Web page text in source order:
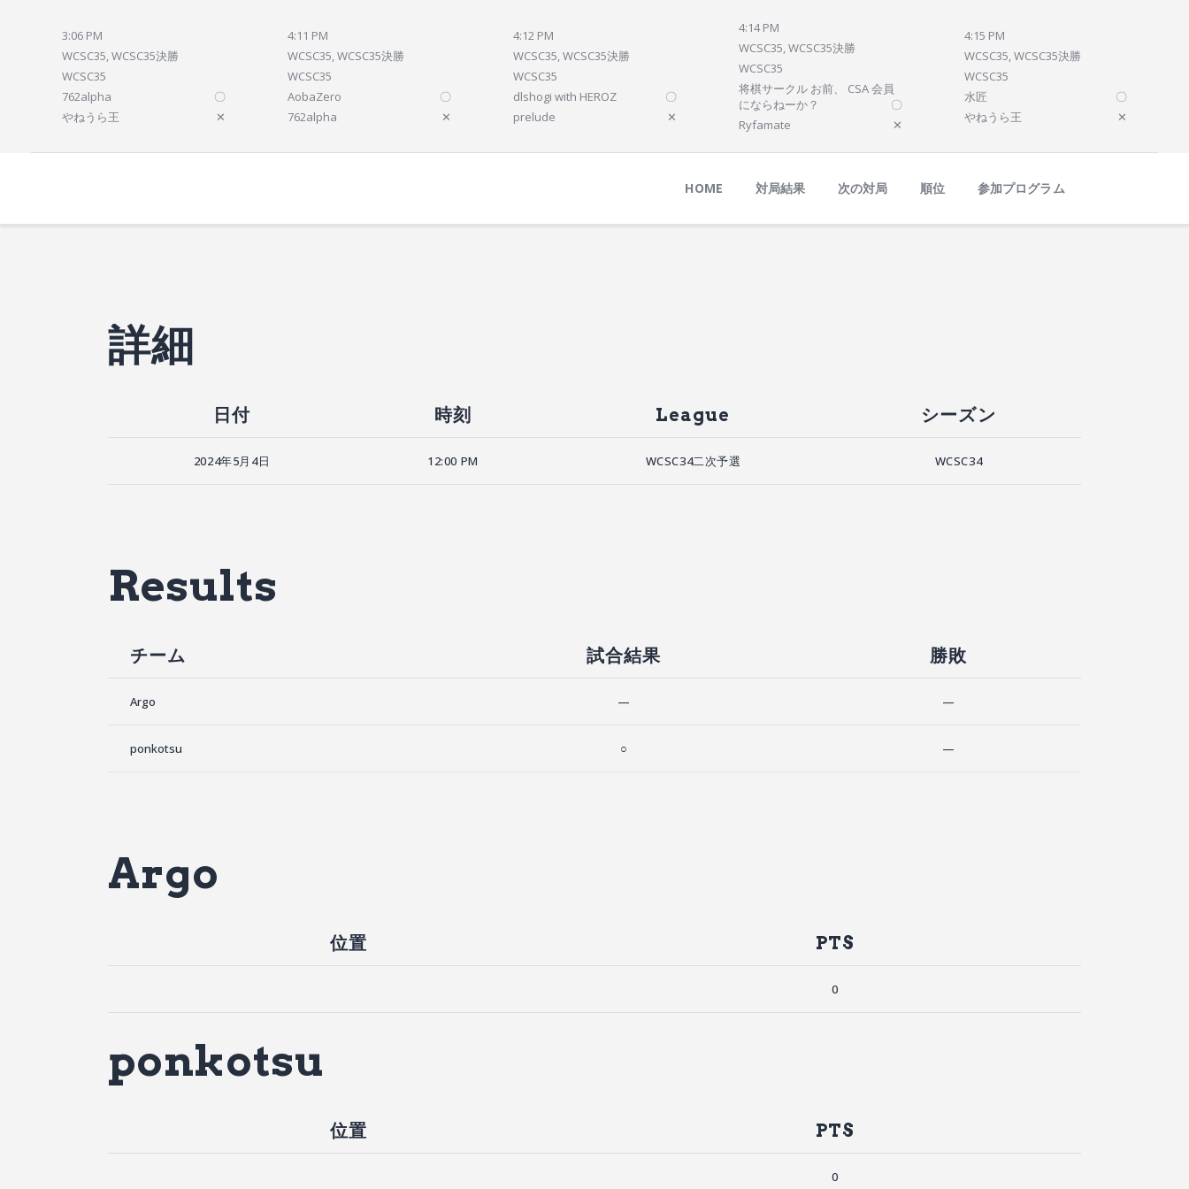
3:06 PM
WCSC35, WCSC35決勝
WCSC35
762alpha
〇
やねうら王
✕
4:11 PM
WCSC35, WCSC35決勝
WCSC35
AobaZero
〇
762alpha
✕
4:12 PM
WCSC35, WCSC35決勝
WCSC35
dlshogi with HEROZ
〇
prelude
✕
4:14 PM
WCSC35, WCSC35決勝
WCSC35
将棋サークル お前、 CSA 会員
にならねーか？
〇
Ryfamate
✕
4:15 PM
WCSC35, WCSC35決勝
WCSC35
水匠
〇
やねうら王
✕
HOME 対局結果 次の対局 順位 参加プログラム
順位
詳細
日付 時刻 League シーズン
2024年5月4日 12:00 PM WCSC34二次予選 WCSC34
Results
チーム 試合結果 勝敗
Argo — —
ponkotsu ○ —
Argo
位置 PTS
0
ponkotsu
位置 PTS
0